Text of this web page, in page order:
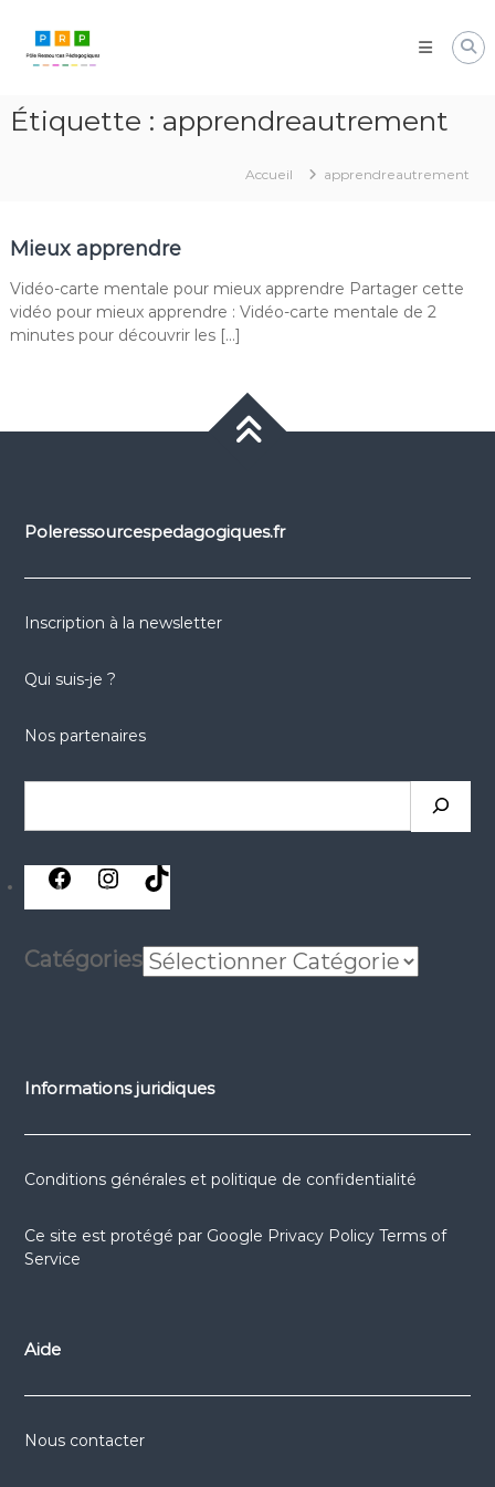
contenu
Pôle
Ressources
les
compétences
Étiquette : apprendreautrement
Accueil apprendreautrement
Mieux apprendre
Vidéo-carte mentale pour mieux apprendre Partager cette
vidéo pour mieux apprendre : Vidéo-carte mentale de 2
minutes pour découvrir les […]
Poleressourcespedagogiques.fr
Inscription à la newsletter
Qui suis-je ?
Nos partenaires
réseaux réseaux
sociaux
réseaux
Catégories
Informations juridiques
Conditions générales et politique de confidentialité
Ce site est protégé par Google Privacy Policy Terms of
Service
Aide
Nous contacter